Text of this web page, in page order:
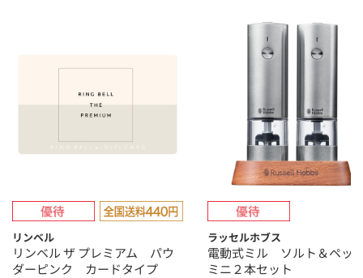
リンベル
リンベル ザ プレミアム パウ
ダーピンク カードタイプ
ラッセルホブス
電動式ミル ソルト＆ペッ
ミニ２本セット